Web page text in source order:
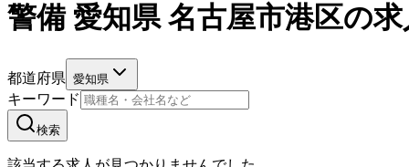
警備 愛知県 名古屋市港区の
都道府県 愛知県
キーワード
検索